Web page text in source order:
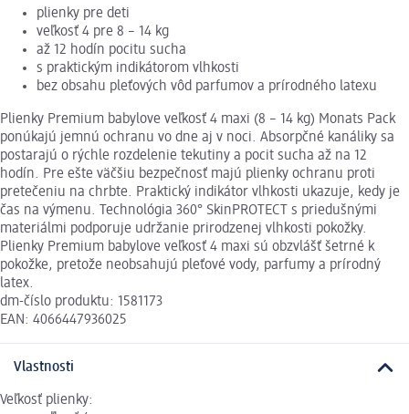
plienky pre deti
veľkosť 4 pre 8 – 14 kg
až 12 hodín pocitu sucha
s praktickým indikátorom vlhkosti
bez obsahu pleťových vôd parfumov a prírodného latexu
Plienky Premium babylove veľkosť 4 maxi (8 – 14 kg) Monats Pack
ponúkajú jemnú ochranu vo dne aj v noci. Absorpčné kanáliky sa
postarajú o rýchle rozdelenie tekutiny a pocit sucha až na 12
hodín. Pre ešte väčšiu bezpečnosť majú plienky ochranu proti
pretečeniu na chrbte. Praktický indikátor vlhkosti ukazuje, kedy je
čas na výmenu. Technológia 360° SkinPROTECT s priedušnými
materiálmi podporuje udržanie prirodzenej vlhkosti pokožky.
Plienky Premium babylove veľkosť 4 maxi sú obzvlášť šetrné k
pokožke, pretože neobsahujú pleťové vody, parfumy a prírodný
latex.
dm-číslo produktu: 1581173
EAN: 4066447936025
Vlastnosti
Veľkosť plienky: